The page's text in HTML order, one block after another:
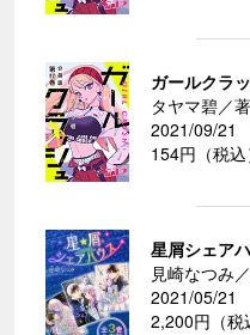
ガールクラ
タヤマ碧／著
2021/09/21
154円（税込
星屑シェア
見崎なつみ
2021/05/21
2,200円（税